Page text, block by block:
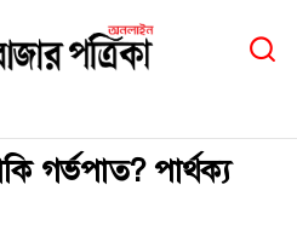
গর্ভপাত? পার্থক্য